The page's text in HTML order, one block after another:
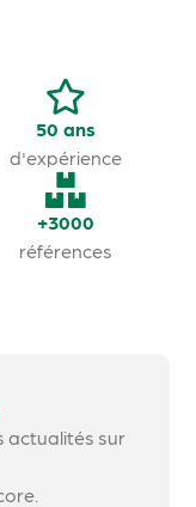
50 ans
d'expérience
+3000
références
actualités sur